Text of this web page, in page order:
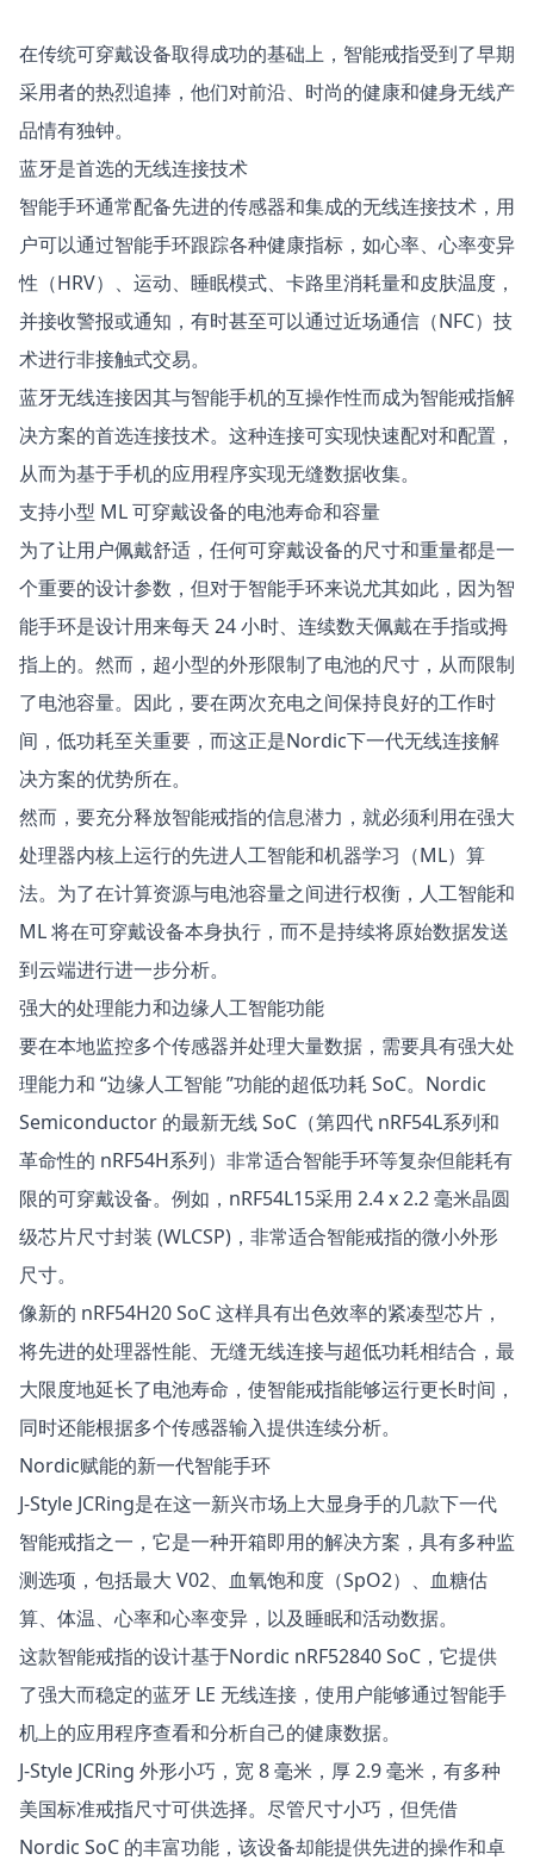
在传统可穿戴设备取得成功的基础上，智能戒指受到了早期
采用者的热烈追捧，他们对前沿、时尚的健康和健身无线产
品情有独钟。
蓝牙是首选的无线连接技术
智能手环通常配备先进的传感器和集成的无线连接技术，用
户可以通过智能手环跟踪各种健康指标，如心率、心率变异
性（HRV）、运动、睡眠模式、卡路里消耗量和皮肤温度，
并接收警报或通知，有时甚至可以通过近场通信（NFC）技
术进行非接触式交易。
蓝牙无线连接因其与智能手机的互操作性而成为智能戒指解
决方案的首选连接技术。这种连接可实现快速配对和配置，
从而为基于手机的应用程序实现无缝数据收集。
支持小型 ML 可穿戴设备的电池寿命和容量
为了让用户佩戴舒适，任何可穿戴设备的尺寸和重量都是一
个重要的设计参数，但对于智能手环来说尤其如此，因为智
能手环是设计用来每天 24 小时、连续数天佩戴在手指或拇
指上的。然而，超小型的外形限制了电池的尺寸，从而限制
了电池容量。因此，要在两次充电之间保持良好的工作时
间，低功耗至关重要，而这正是Nordic下一代无线连接解
决方案的优势所在。
然而，要充分释放智能戒指的信息潜力，就必须利用在强大
处理器内核上运行的先进人工智能和机器学习（ML）算
法。为了在计算资源与电池容量之间进行权衡，人工智能和
ML 将在可穿戴设备本身执行，而不是持续将原始数据发送
到云端进行进一步分析。
强大的处理能力和边缘人工智能功能
要在本地监控多个传感器并处理大量数据，需要具有强大处
理能力和 “边缘人工智能 ”功能的超低功耗 SoC。Nordic
Semiconductor 的最新无线 SoC（第四代 nRF54L系列和
革命性的 nRF54H系列）非常适合智能手环等复杂但能耗有
限的可穿戴设备。例如， nRF54L15采用 2.4 x 2.2 毫米晶圆
级芯片尺寸封装 (WLCSP)，非常适合智能戒指的微小外形
尺寸。
像新的 nRF54H20SoC 这样具有出色效率的紧凑型芯片，
将先进的处理器性能、无缝无线连接与超低功耗相结合，最
大限度地延长了电池寿命，使智能戒指能够运行更长时间，
同时还能根据多个传感器输入提供连续分析。
Nordic赋能的新一代智能手环
J-Style JCRing是在这一新兴市场上大显身手的几款下一代
智能戒指之一，它是一种开箱即用的解决方案，具有多种监
测选项，包括最大 V02、血氧饱和度（SpO2）、血糖估
算、体温、心率和心率变异，以及睡眠和活动数据。
这款智能戒指的设计基于Nordic nRF52840SoC，它提供
了强大而稳定的蓝牙 LE 无线连接，使用户能够通过智能手
机上的应用程序查看和分析自己的健康数据。
J-Style JCRing 外形小巧，宽 8 毫米，厚 2.9 毫米，有多种
美国标准戒指尺寸可供选择。尽管尺寸小巧，但凭借
Nordic SoC 的丰富功能，该设备却能提供先进的操作和卓